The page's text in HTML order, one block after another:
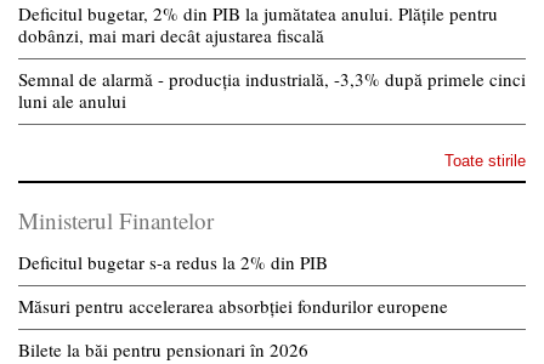
Deficitul bugetar, 2% din PIB la jumătatea anului. Plățile pentru
dobânzi, mai mari decât ajustarea fiscală
Semnal de alarmă - producția industrială, -3,3% după primele cinci
luni ale anului
Toate stirile
Ministerul Finantelor
Deficitul bugetar s-a redus la 2% din PIB
Măsuri pentru accelerarea absorbției fondurilor europene
Bilete la băi pentru pensionari în 2026